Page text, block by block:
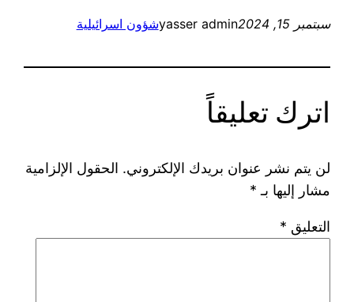
سبتمبر 15, 2024 yasser adminشؤون اسرائيلية
اترك تعليقاً
لن يتم نشر عنوان بريدك الإلكتروني. الحقول الإلزامية
مشار إليها بـ *
التعليق *